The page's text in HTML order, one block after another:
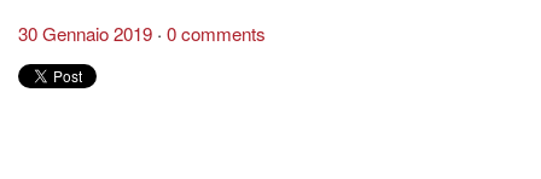
30 Gennaio 2019 0 comments